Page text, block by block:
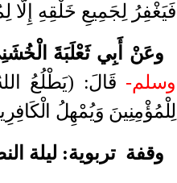
فَيَغْفِرُ لِجَمِيعِ خَلْقِهِ
وعَنْ أَبِي ثَعْلَبَةَ
وسلم-قَالَ: (يَطْلُعُ
لِلْمُؤْمِنِينَ وَيُمْهِلُ
وقفة تربوية: ليلة